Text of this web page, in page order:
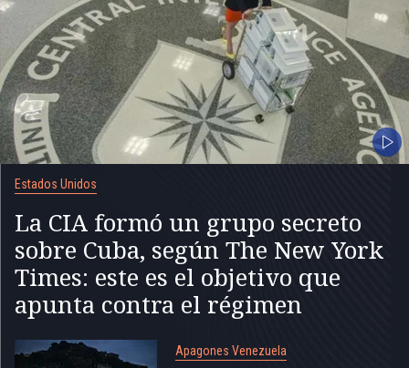
Estados Unidos
La CIA formó un grupo secreto
sobre Cuba, según The New York
Times: este es el objetivo que
apunta contra el régimen
Apagones Venezuela